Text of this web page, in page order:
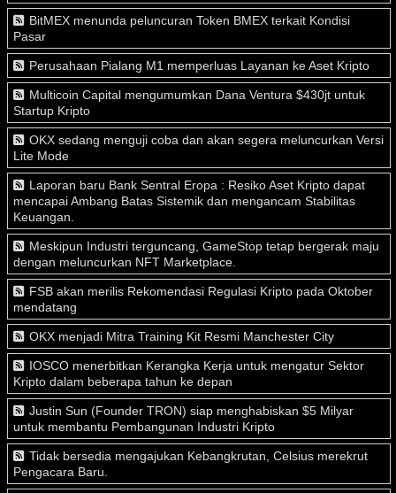
BitMEX menunda peluncuran Token BMEX terkait Kondisi
Pasar
Perusahaan Pialang M1 memperluas Layanan ke Aset Kripto
Multicoin Capital mengumumkan Dana Ventura $430jt untuk
Startup Kripto
OKX sedang menguji coba dan akan segera meluncurkan Versi
Lite Mode
Laporan baru Bank Sentral Eropa : Resiko Aset Kripto dapat
mencapai Ambang Batas Sistemik dan mengancam Stabilitas
Keuangan.
Meskipun Industri terguncang, GameStop tetap bergerak maju
dengan meluncurkan NFT Marketplace.
FSB akan merilis Rekomendasi Regulasi Kripto pada Oktober
mendatang
OKX menjadi Mitra Training Kit Resmi Manchester City
IOSCO menerbitkan Kerangka Kerja untuk mengatur Sektor
Kripto dalam beberapa tahun ke depan
Justin Sun (Founder TRON) siap menghabiskan $5 Milyar
untuk membantu Pembangunan Industri Kripto
Tidak bersedia mengajukan Kebangkrutan, Celsius merekrut
Pengacara Baru.